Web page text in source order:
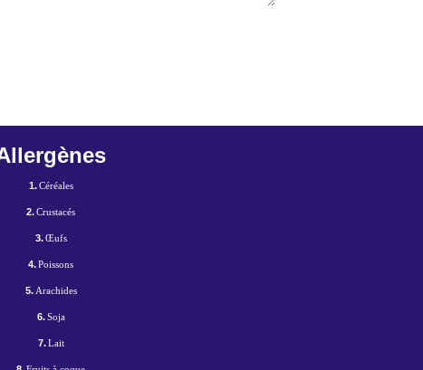
1.Céréales
2.Crustacés
3.Œufs
4.Poissons
5.Arachides
6.Soja
7.Lait